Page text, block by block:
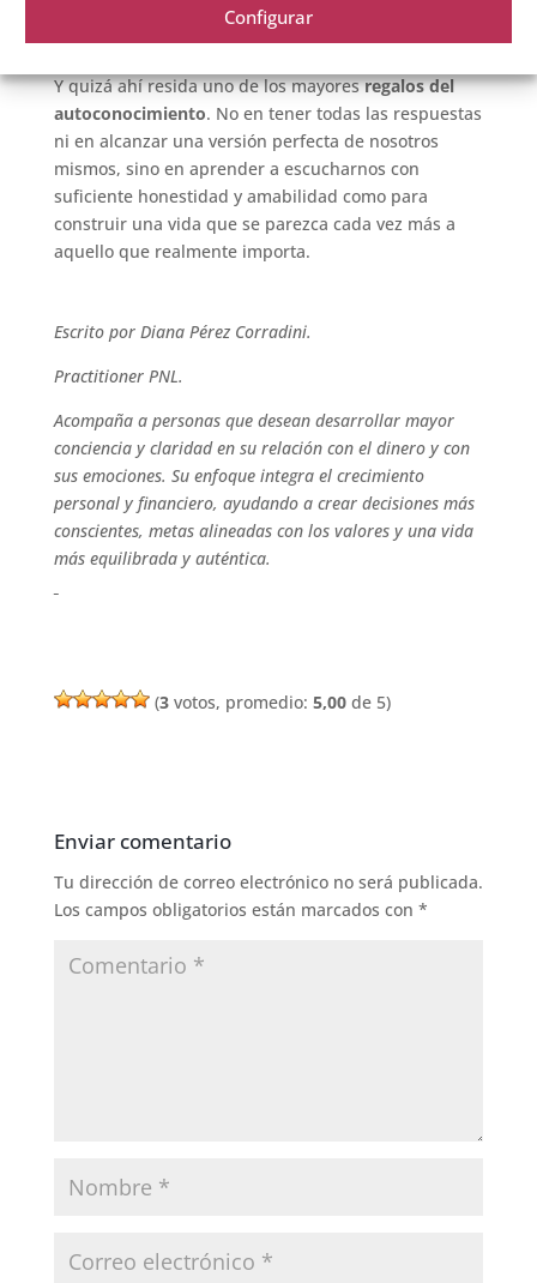
Configurar
mismos entre las expectativas, las exigencias o el
ruido exterior.
Y quizá ahí resida uno de los mayoresregalos del
autoconocimiento. No en tener todas las respuestas
ni en alcanzar una versión perfecta de nosotros
mismos, sino en aprender a escucharnos con
suficiente honestidad y amabilidad como para
construir una vida que se parezca cada vez más a
aquello que realmente importa.
Escrito por Diana Pérez Corradini.
Practitioner PNL.
Acompaña a personas que desean desarrollar mayor
conciencia y claridad en su relación con el dinero y con
sus emociones. Su enfoque integra el crecimiento
personal y financiero, ayudando a crear decisiones más
conscientes, metas alineadas con los valores y una vida
más equilibrada y auténtica.
(3votos, promedio: 5,00de 5)
Enviar comentario
Tu dirección de correo electrónico no será publicada.
Los campos obligatorios están marcados con *